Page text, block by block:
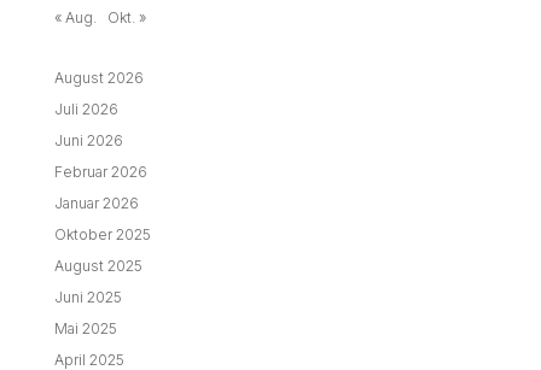
« Aug.
Okt. »
August 2026
Juli 2026
Juni 2026
Februar 2026
Januar 2026
Oktober 2025
August 2025
Juni 2025
Mai 2025
April 2025